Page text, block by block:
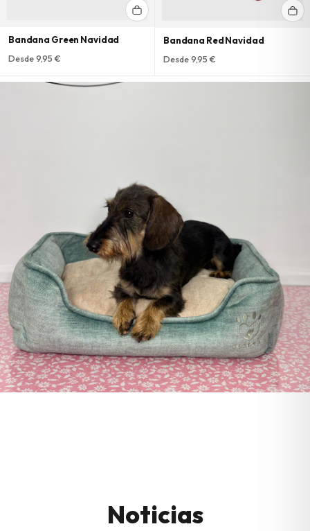
Bandana Green Navidad
Desde 9,95 €
Bandana Red Navidad
Desde 9,95 €
Noticias